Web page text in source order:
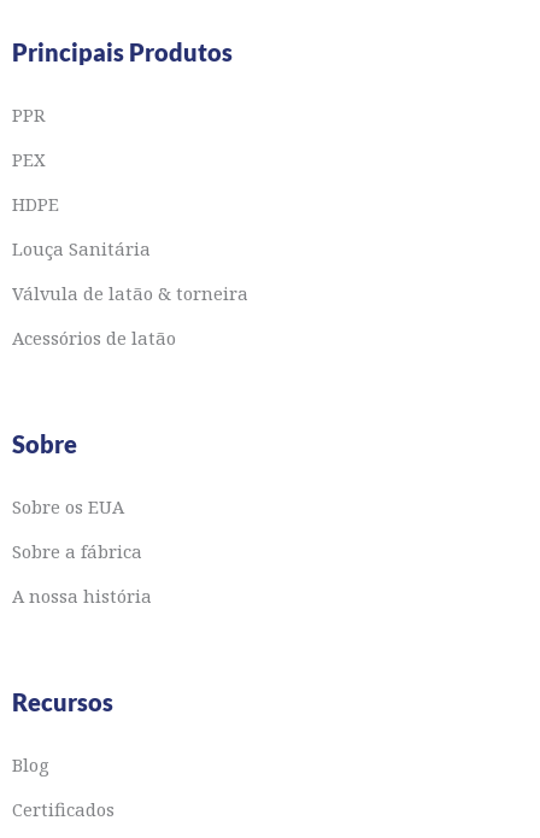
Principais Produtos
PPR
PEX
HDPE
Louça Sanitária
Válvula de latão & torneira
Acessórios de latão
Sobre
Sobre os EUA
Sobre a fábrica
A nossa história
Recursos
Blog
Certificados